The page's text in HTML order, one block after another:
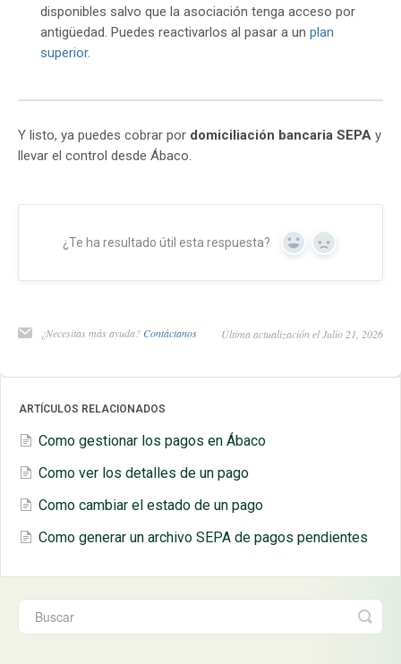
disponibles salvo que la asociación tenga acceso por
antigüedad. Puedes reactivarlos al pasar a un plan
superior.
Y listo, ya puedes cobrar por domiciliación bancaria SEPA y
llevar el control desde Ábaco.
¿Te ha resultado útil esta respuesta? Yes No
¿Necesitas más ayuda?Contáctanos Última actualización el Julio 21, 2026
ARTÍCULOS RELACIONADOS
Como gestionar los pagos en Ábaco
Como ver los detalles de un pago
Como cambiar el estado de un pago
Como generar un archivo SEPA de pagos pendientes